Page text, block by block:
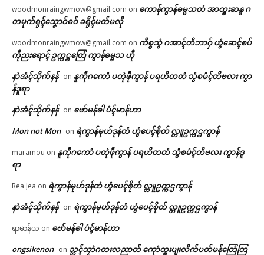
woodmonraingwmow@gmail.com on ကောန်ကွာန်ဓမ္မသတံ အာထ္ၜးဆန္ဒ ဂ
တမုက်ရုၚ်သၞောဝ်ဓဝ် ခရိုၚ်မတ်မလီု
woodmonraingwmow@gmail.com on ကိစ္စသွံ ဂအာၚ်တိဘာဂှ် ဟွံဆေၚ်စပ်
ကဵုညးရောၚ် ဥက္ကဋ္ဌတြေံ ကွာန်ဓမ္မသ ဟီု
နာဲအံၚ်သိုက်နန် on နူကဵုဂကောံ ပတုဲဖဵုကွာန် ပရဟိတတံ သွံစမံၚ်တိဗလး ကွာ
န်ဒူရာ
နာဲအံၚ်သိုက်နန် on ဗော်မန်ၜါ ပံၚ်မာန်ဟာ
Mon not Mon on ရဲကွာန်မုဟ်ဒုန်တံ ဟွံပေၚ်စိုတ် လ္တူဥက္ကဌကွာန်
maramou on နူကဵုဂကောံ ပတုဲဖဵုကွာန် ပရဟိတတံ သွံစမံၚ်တိဗလး ကွာန်ဒူ
ရာ
Rea Jea on ရဲကွာန်မုဟ်ဒုန်တံ ဟွံပေၚ်စိုတ် လ္တူဥက္ကဌကွာန်
နာဲအံၚ်သိုက်နန် on ရဲကွာန်မုဟ်ဒုန်တံ ဟွံပေၚ်စိုတ် လ္တူဥက္ကဌကွာန်
ရာမာန်ယ on ဗော်မန်ၜါ ပံၚ်မာန်ဟာ
ongsikenon on သ္ဘၚ်သၠာဲဂတးလညာတ် ကေုာံထ္ၜးပျးလိက်ပတ်မန်တြေံတြ